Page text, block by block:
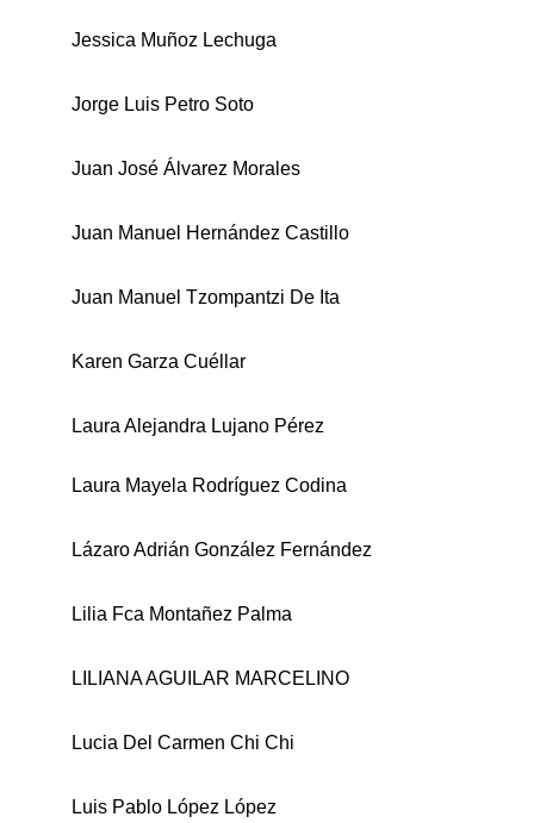
Jessica Muñoz Lechuga
Jorge Luis Petro Soto
Juan José Álvarez Morales
Juan Manuel Hernández Castillo
Juan Manuel Tzompantzi De Ita
Karen Garza Cuéllar
Laura Alejandra Lujano Pérez
Laura Mayela Rodríguez Codina
Lázaro Adrián González Fernández
Lilia Fca Montañez Palma
LILIANA AGUILAR MARCELINO
Lucia Del Carmen Chi Chi
Luis Pablo López López